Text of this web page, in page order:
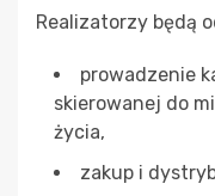
Realizatorzy będą
prowadzenie
skierowanej do
życia,
zakup i